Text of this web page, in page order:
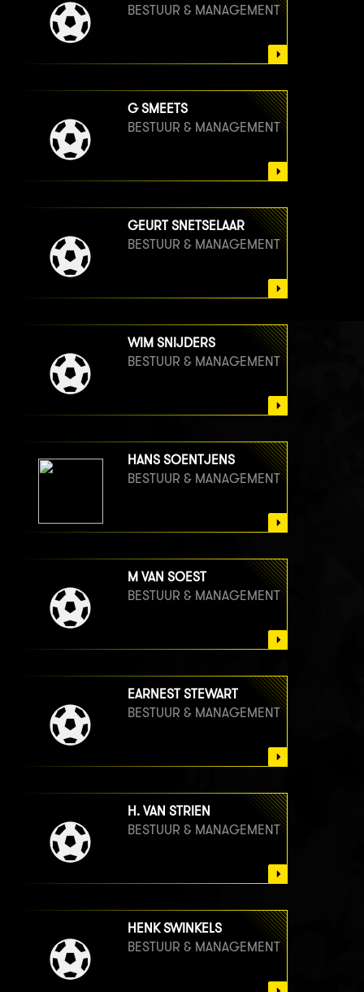
BESTUUR & MANAGEMENT
G SMEETS
BESTUUR & MANAGEMENT
GEURT SNETSELAAR
BESTUUR & MANAGEMENT
WIM SNIJDERS
BESTUUR & MANAGEMENT
HANS SOENTJENS
BESTUUR & MANAGEMENT
M VAN SOEST
BESTUUR & MANAGEMENT
EARNEST STEWART
BESTUUR & MANAGEMENT
H. VAN STRIEN
BESTUUR & MANAGEMENT
HENK SWINKELS
BESTUUR & MANAGEMENT